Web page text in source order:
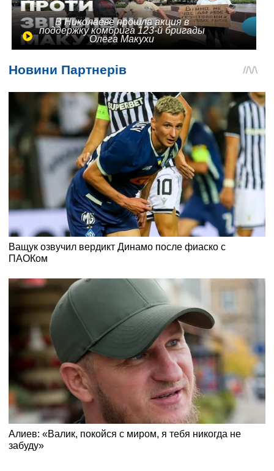
В Николаеве прошла акция в
поддержку комбрига 123-й бригады
Олега Макухи